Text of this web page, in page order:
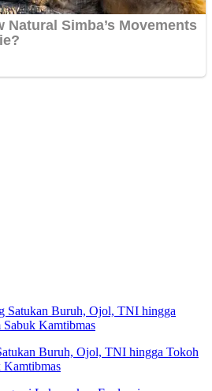
Buruh, Ojol, TNI hingga Tokoh
Kamtibmas